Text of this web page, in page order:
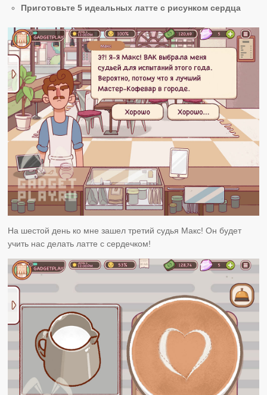
Приготовьте 5 идеальных латте с рисунком сердца
На шестой день ко мне зашел третий судья Макс! Он будет
учить нас делать латте с сердечком!